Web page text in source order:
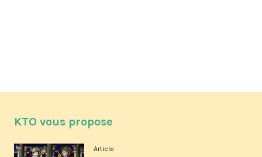
KTO vous propose
Article